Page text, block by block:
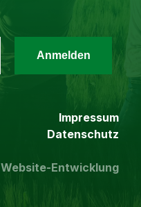
Impressum
Datenschutz
Website-Entwicklung